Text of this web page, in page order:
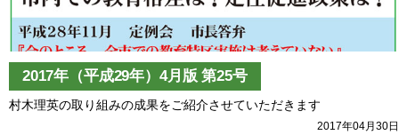
2017年（平成29年）4月版 第25号
村木理英の取り組みの成果をご紹介させていただきます
2017年04月30日